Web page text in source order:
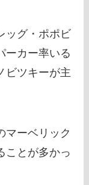
ッグ・ポポビ
ーカー率いる
ビツキーが主
マーベリック
ことが多かっ